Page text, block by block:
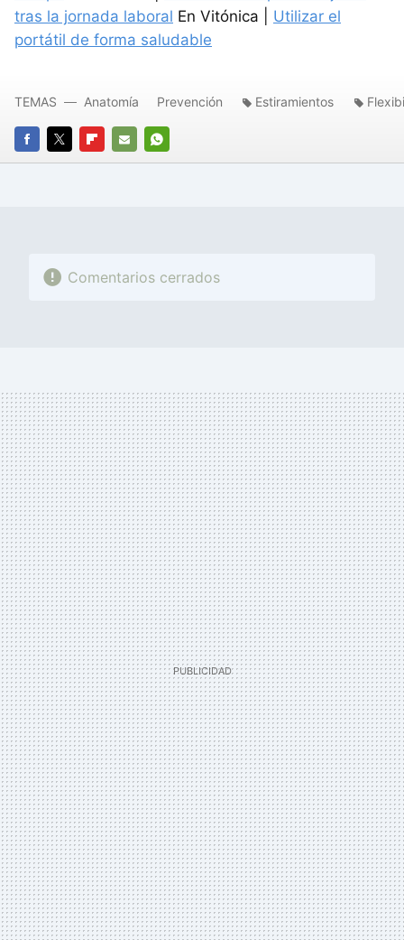
tras la jornada laboral En Vitónica | Utilizar el
portátil de forma saludable
FACEBOOK
TWITTERFLIPBOARD
E-
WHATSAPP
TEMAS Anatomía Prevención Estiramientos
Comentarios cerrados